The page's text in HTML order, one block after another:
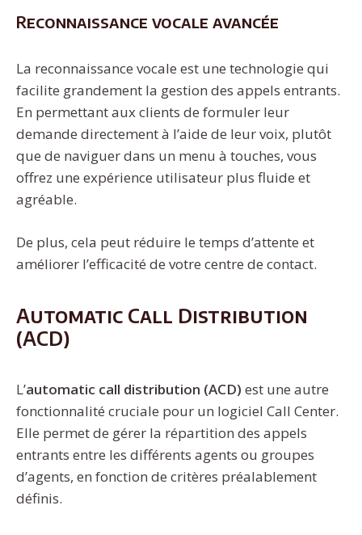
Reconnaissance vocale avancée
La reconnaissance vocale est une technologie qui
facilite grandement la gestion des appels entrants.
En permettant aux clients de formuler leur
demande directement à l’aide de leur voix, plutôt
que de naviguer dans un menu à touches, vous
offrez une expérience utilisateur plus fluide et
agréable.
De plus, cela peut réduire le temps d’attente et
améliorer l’efficacité de votre centre de contact.
Automatic Call Distribution
(ACD)
L’automatic call distribution (ACD) est une autre
fonctionnalité cruciale pour un logiciel Call Center.
Elle permet de gérer la répartition des appels
entrants entre les différents agents ou groupes
d’agents, en fonction de critères préalablement
définis.